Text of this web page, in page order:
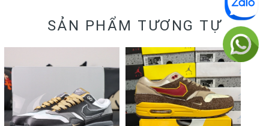
SẢN PHẨM TƯƠNG TỰ